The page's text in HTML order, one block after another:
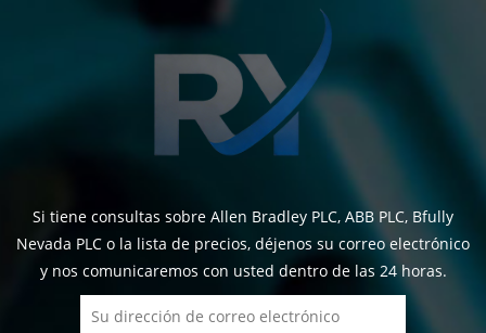
Si tiene consultas sobre Allen Bradley PLC, ABB PLC, Bfully
Nevada PLC o la lista de precios, déjenos su correo electrónico
y nos comunicaremos con usted dentro de las 24 horas.